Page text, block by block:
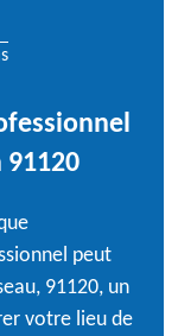
91120
peut
91120, un
votre lieu de